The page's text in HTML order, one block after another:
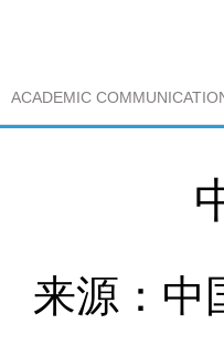
ACADEMIC
来源：中